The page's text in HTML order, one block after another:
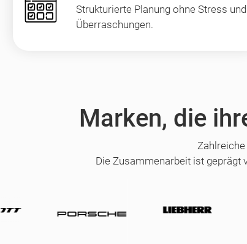
Strukturierte Planung ohne Stress und
Überraschungen.
Marken, die
Die Zusammenarbeit ist geprägt